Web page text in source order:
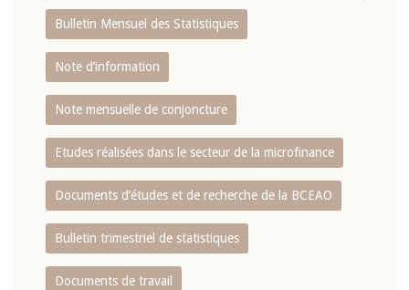
Bulletin Mensuel des Statistiques
Note d’information
Note mensuelle de conjoncture
Etudes réalisées dans le secteur de la microfinance
Documents d’études et de recherche de la BCEAO
Bulletin trimestriel de statistiques
Documents de travail